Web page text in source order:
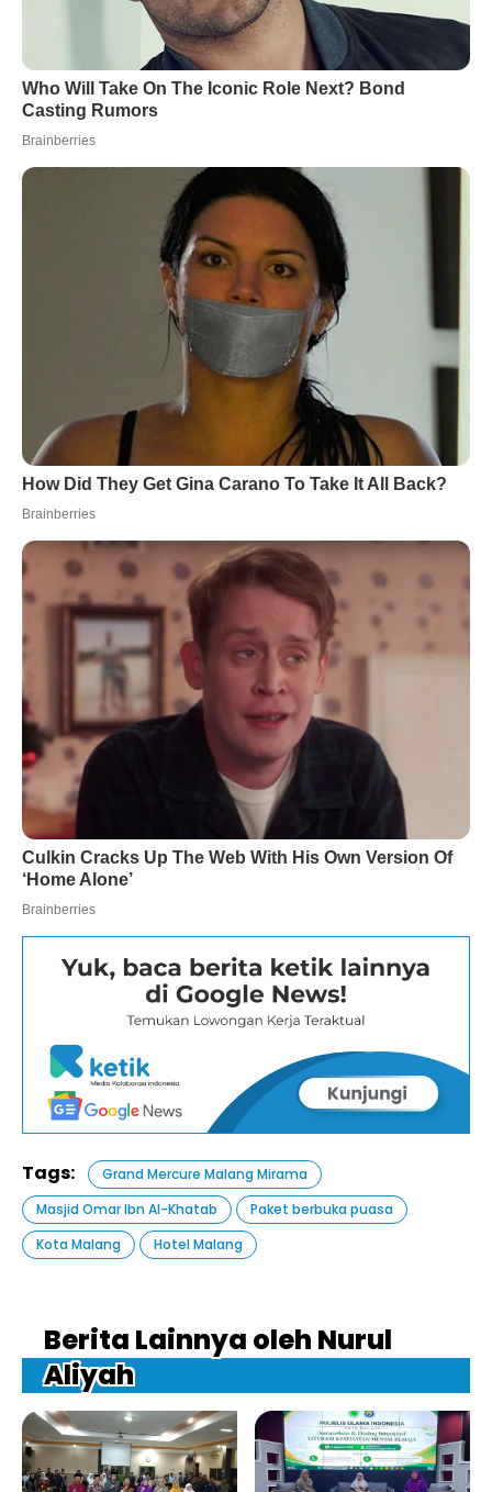
Tags:
Grand Mercure Malang Mirama
Masjid Omar Ibn Al-Khatab
Paket berbuka puasa
Kota Malang
Hotel Malang
Berita Lainnya oleh Nurul
Aliyah